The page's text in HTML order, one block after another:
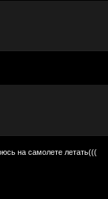
на самолете летать(((